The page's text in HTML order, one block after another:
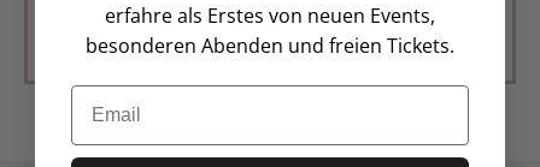
Zur Newsletter Anmeldung
erfahre als Erstes von neuen Events,
besonderen Abenden und freien Tickets.
Email